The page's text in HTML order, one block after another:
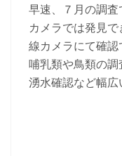
早速、７月の調
カメラでは発見
線カメラにて確認
哺乳類や鳥類の調
湧水確認など幅広